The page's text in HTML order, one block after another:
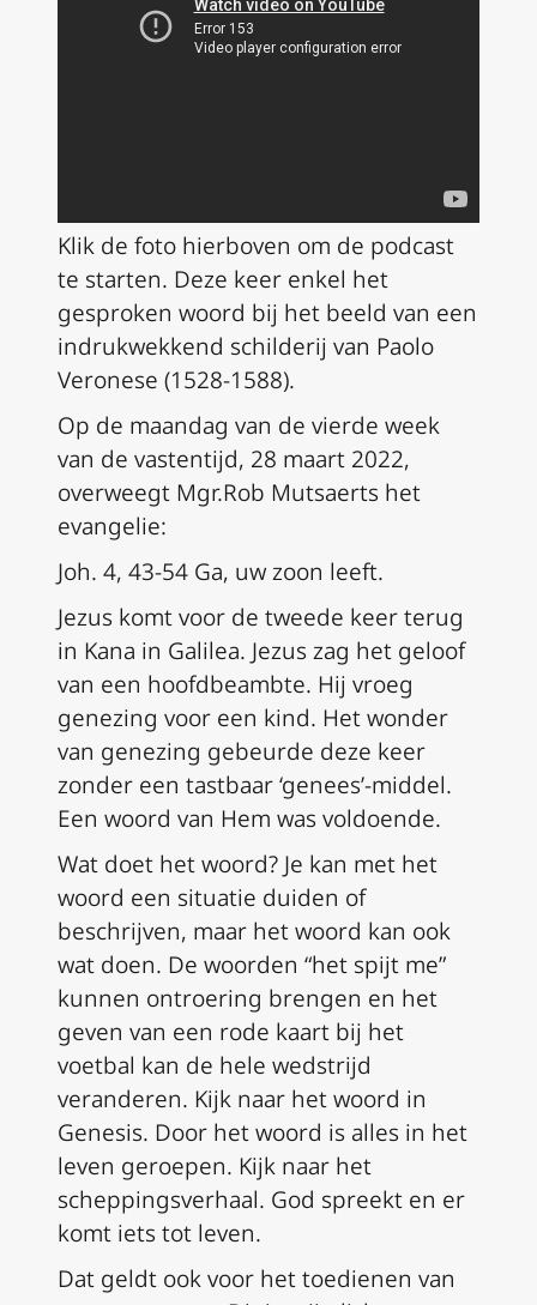
Klik de foto hierboven om de podcast
te starten. Deze keer enkel het
gesproken woord bij het beeld van een
indrukwekkend schilderij van Paolo
Veronese (1528-1588).
Op de maandag van de vierde week
van de vastentijd, 28 maart 2022,
overweegt Mgr.Rob Mutsaerts het
evangelie:
Joh. 4, 43-54 Ga, uw zoon leeft.
Jezus komt voor de tweede keer terug
in Kana in Galilea. Jezus zag het geloof
van een hoofdbeambte. Hij vroeg
genezing voor een kind. Het wonder
van genezing gebeurde deze keer
zonder een tastbaar ‘genees’-middel.
Een woord van Hem was voldoende.
Wat doet het woord? Je kan met het
woord een situatie duiden of
beschrijven, maar het woord kan ook
wat doen. De woorden “het spijt me”
kunnen ontroering brengen en het
geven van een rode kaart bij het
voetbal kan de hele wedstrijd
veranderen. Kijk naar het woord in
Genesis. Door het woord is alles in het
leven geroepen. Kijk naar het
scheppingsverhaal. God spreekt en er
komt iets tot leven.
Dat geldt ook voor het toedienen van